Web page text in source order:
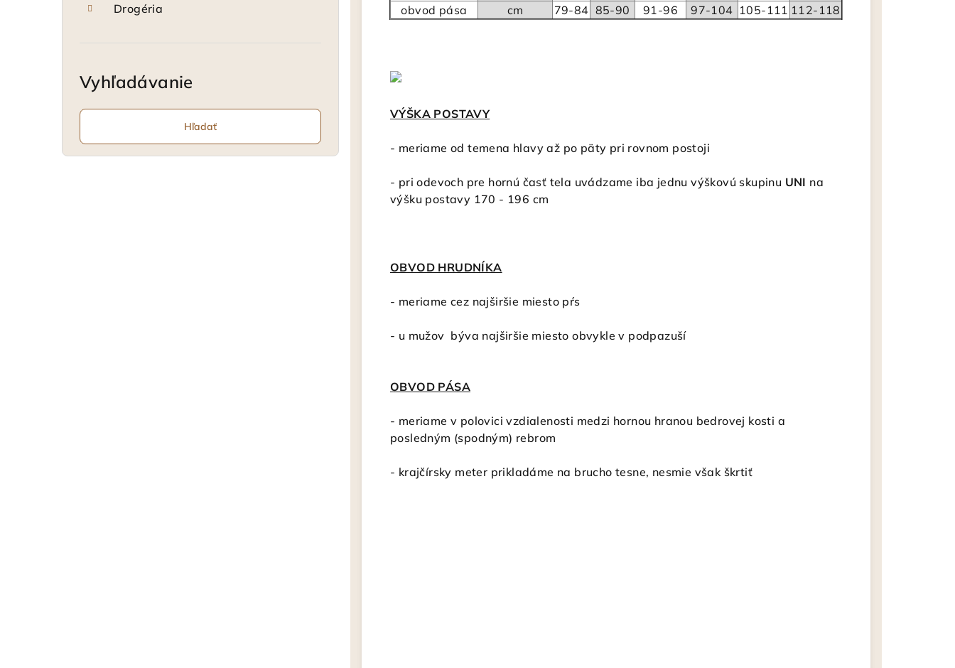
Drogéria
Vyhľadávanie
Hľadať
obvod pása
cm 79-84 85-90 91-96 97-104 105-111 112-118
VÝŠKA POSTAVY
- meriame od temena hlavy až po päty pri rovnom postoji
- pri odevoch pre hornú časť tela uvádzame iba jednu výškovú skupinu UNI na
výšku postavy 170 - 196 cm
OBVOD HRUDNÍKA
- meriame cez najširšie miesto pŕs
- u mužov býva najširšie miesto obvykle v podpazuší
OBVOD PÁSA
- meriame v polovici vzdialenosti medzi hornou hranou bedrovej kosti a
posledným (spodným) rebrom
- krajčírsky meter prikladáme na brucho tesne, nesmie však škrtiť